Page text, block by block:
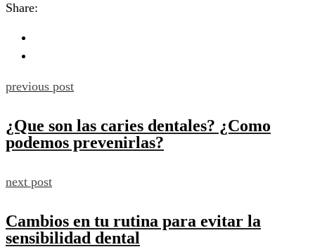
Share:
previous post
¿Que son las caries dentales? ¿Como
podemos prevenirlas?
next post
Cambios en tu rutina para evitar la
sensibilidad dental